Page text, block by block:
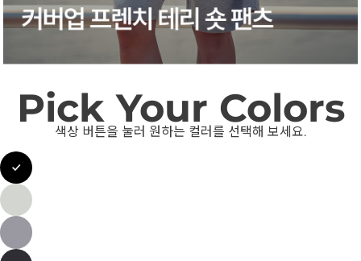
Pick Your Colors
색상 버튼을 눌러 원하는 컬러를 선택해 보세요.